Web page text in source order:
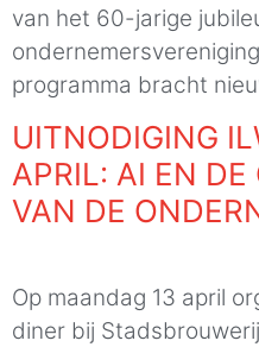
van het 60-jarige
programma bracht
UITNODIGING
APRIL: AI EN DE
VAN DE
Op maandag 13 april
diner bij